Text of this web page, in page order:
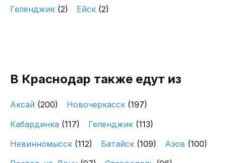
Геленджик (2) Ейск (2)
В Краснодар также едут из
Аксай (200) Новочеркасск (197)
Кабардинка (117) Геленджик (113)
Невинномысск (112) Батайск (109) Азов (100)